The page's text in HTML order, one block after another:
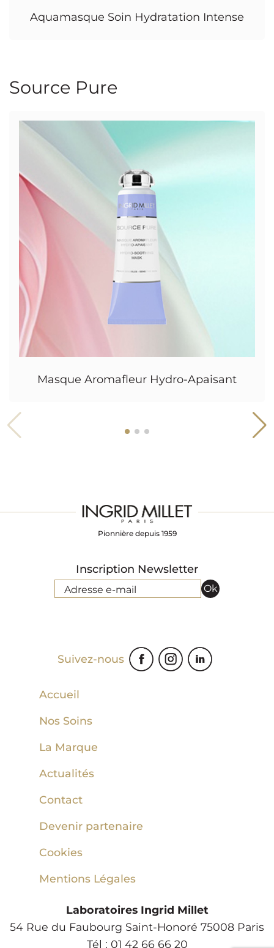
Aquamasque Soin Hydratation Intense
Source Pure
Masque Aromafleur Hydro-Apaisant
Pionnière depuis 1959
Inscription Newsletter
Adresse e-mail Ok
Suivez-nous
Accueil
Nos Soins
La Marque
Actualités
Contact
Devenir partenaire
Cookies
Mentions Légales
Laboratoires Ingrid Millet
54 Rue du Faubourg Saint-Honoré 75008 Paris
Tél : 01 42 66 66 20